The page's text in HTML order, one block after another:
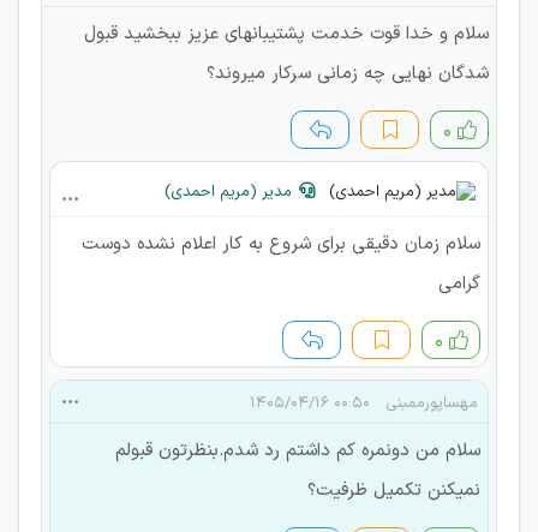
سلام و خدا قوت خدمت پشتیبانهای عزیز ببخشید قبول
شدگان نهایی چه زمانی سرکار میروند؟
۰
مدیر (مریم احمدی)
سلام زمان دقیقی برای شروع به کار اعلام نشده دوست
گرامی
۰
مهساپورممبنی ۰۰:۵۰ ۱۴۰۵/۰۴/۱۶
سلام من دونمره کم داشتم رد شدم.بنظرتون قبولم
نمیکنن تکمیل ظرفیت؟